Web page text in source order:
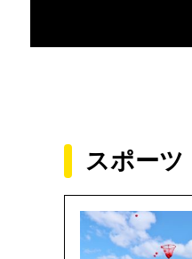
スポーツ